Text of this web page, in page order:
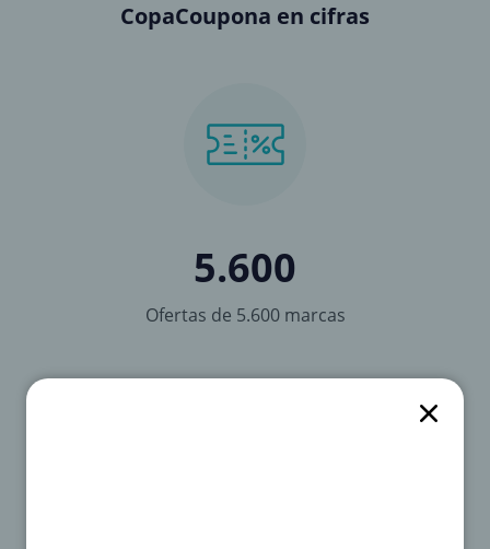
CopaCoupona en cifras
5.600
Ofertas de 5.600 marcas